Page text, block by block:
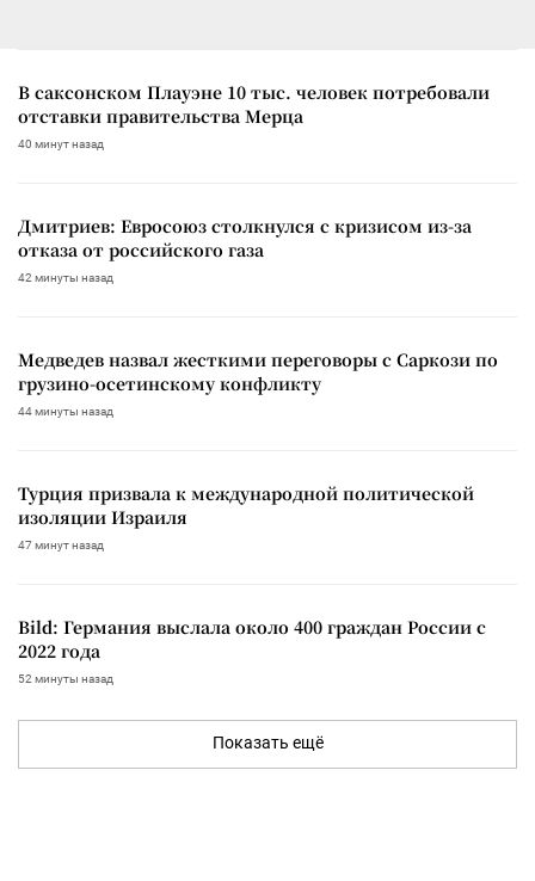
В саксонском Плауэне 10 тыс. человек потребовали
отставки правительства Мерца
40 минут назад
Дмитриев: Евросоюз столкнулся с кризисом из-за
отказа от российского газа
42 минуты назад
Медведев назвал жесткими переговоры с Саркози по
грузино-осетинскому конфликту
44 минуты назад
Турция призвала к международной политической
изоляции Израиля
47 минут назад
Bild: Германия выслала около 400 граждан России с
2022 года
52 минуты назад
Показать ещё